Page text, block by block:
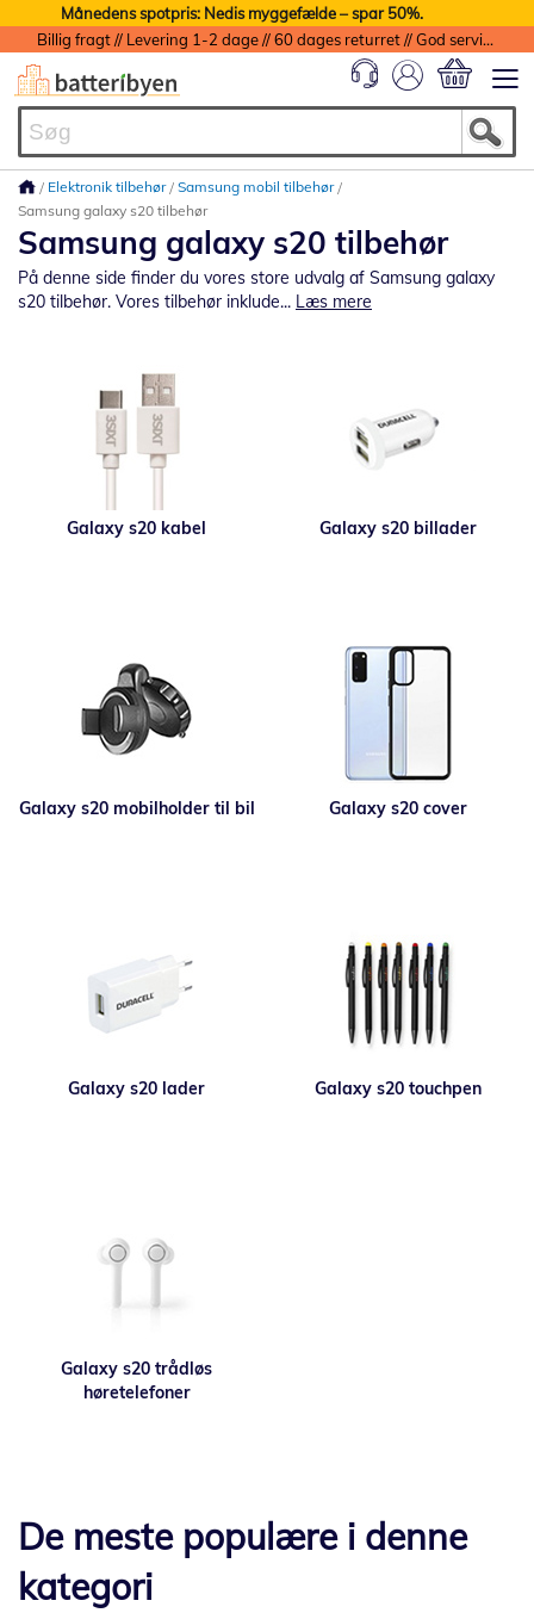
Månedens spotpris: Nedis myggefælde – spar 50%.
Billig fragt // Levering 1-2 dage // 60 dages returret // God service med garanti
Elektronik tilbehør Samsung mobil tilbehør
Samsung galaxy s20 tilbehør
Samsung galaxy s20 tilbehør
På denne side finder du vores store udvalg af Samsung galaxy
s20 tilbehør. Vores tilbehør inklude... Læs mere
Galaxy s20 kabel Galaxy s20 billader
Galaxy s20 mobilholder til bil Galaxy s20 cover
Galaxy s20 lader Galaxy s20 touchpen
Galaxy s20 trådløs
høretelefoner
De meste populære i denne
kategori